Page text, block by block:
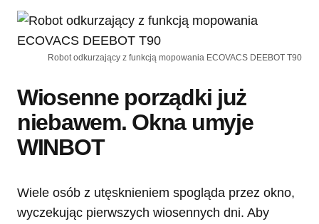
Robot odkurzający z funkcją mopowania ECOVACS DEEBOT T90
Wiosenne porządki już
niebawem. Okna umyje
WINBOT
Wiele osób z utęsknieniem spogląda przez okno,
wyczekując pierwszych wiosennych dni. Aby